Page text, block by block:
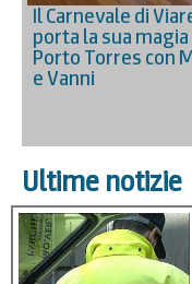
Il Carnevale di
porta la sua magia
Porto Torres con
e Vanni
Ultime notizie